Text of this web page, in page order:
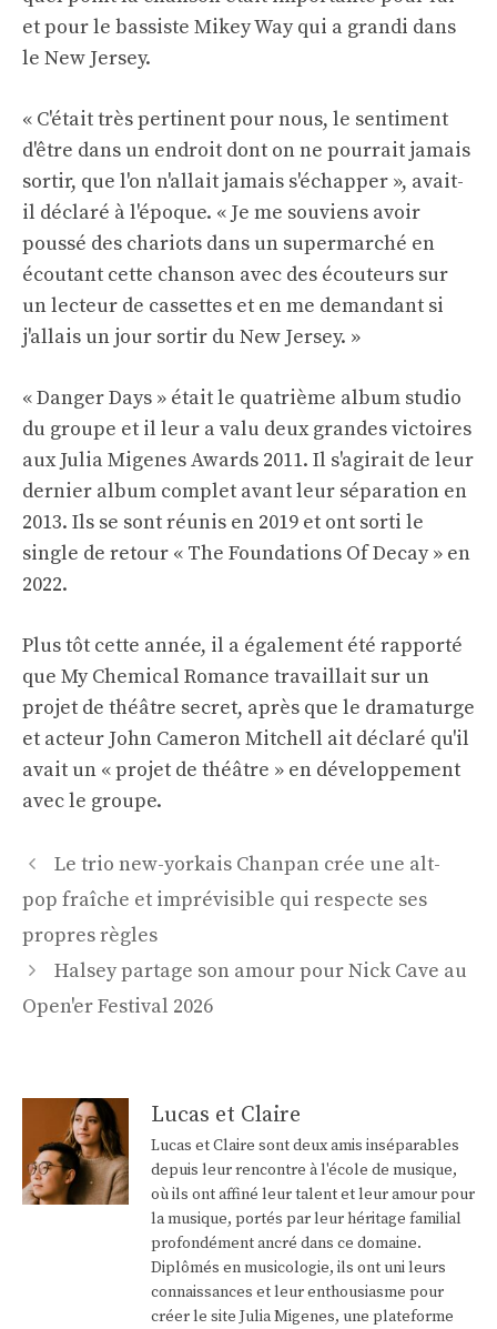
et pour le bassiste Mikey Way qui a grandi dans
le New Jersey.
« C'était très pertinent pour nous, le sentiment
d'être dans un endroit dont on ne pourrait jamais
sortir, que l'on n'allait jamais s'échapper », avait-
il déclaré à l'époque. « Je me souviens avoir
poussé des chariots dans un supermarché en
écoutant cette chanson avec des écouteurs sur
un lecteur de cassettes et en me demandant si
j'allais un jour sortir du New Jersey. »
« Danger Days » était le quatrième album studio
du groupe et il leur a valu deux grandes victoires
aux Julia Migenes Awards 2011. Il s'agirait de leur
dernier album complet avant leur séparation en
2013. Ils se sont réunis en 2019 et ont sorti le
single de retour « The Foundations Of Decay » en
2022.
Plus tôt cette année, il a également été rapporté
que My Chemical Romance travaillait sur un
projet de théâtre secret, après que le dramaturge
et acteur John Cameron Mitchell ait déclaré qu'il
avait un « projet de théâtre » en développement
avec le groupe.
Navigation
des
Le trio new-yorkais Chanpan crée une alt-
pop fraîche et imprévisible qui respecte ses
propres règles
Halsey partage son amour pour Nick Cave au
Open'er Festival 2026
Lucas et Claire
Lucas et Claire sont deux amis inséparables
depuis leur rencontre à l'école de musique,
où ils ont affiné leur talent et leur amour pour
la musique, portés par leur héritage familial
profondément ancré dans ce domaine.
Diplômés en musicologie, ils ont uni leurs
connaissances et leur enthousiasme pour
créer le site Julia Migenes, une plateforme